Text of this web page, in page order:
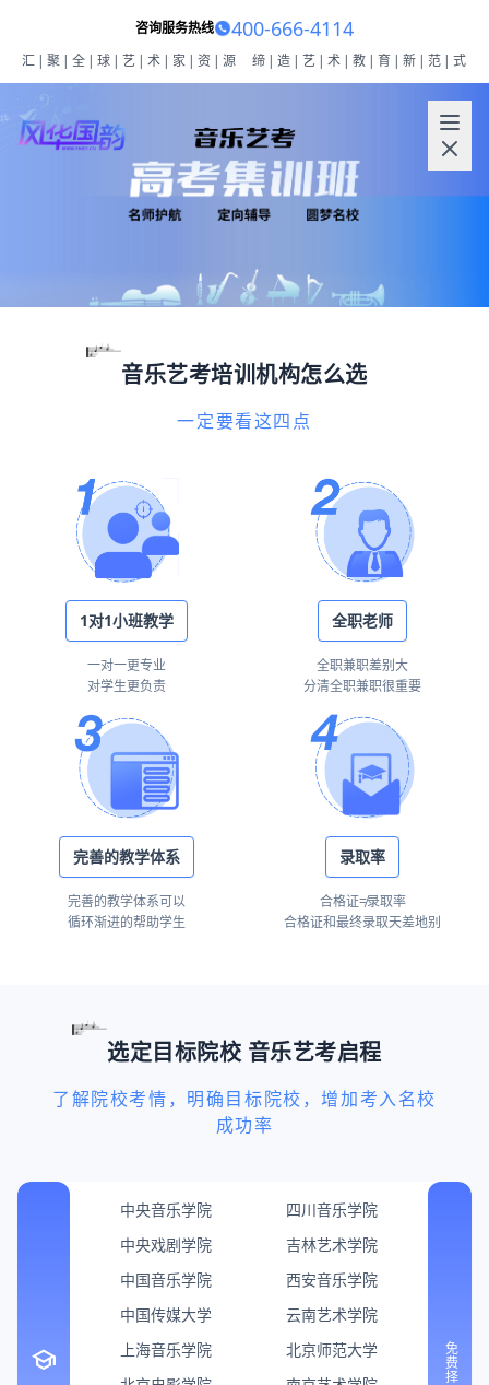
咨询服务热线 400-666-4114
汇|聚|全|球|艺|术|家|资|源 缔|造|艺|术|教|育|新|范|式
音乐艺考培训机构怎么选
一定要看这四点
1对1小班教学
一对一更专业
对学生更负责
全职老师
全职兼职差别大
分清全职兼职很重要
完善的教学体系
完善的教学体系可以
循环渐进的帮助学生
录取率
合格证≠录取率
合格证和最终录取天差地别
选定目标院校 音乐艺考启程
了解院校考情，明确目标院校，增加考入名校
成功率
school
中央音乐学院
四川音乐学院
中央戏剧学院
吉林艺术学院
中国音乐学院
西安音乐学院
中国传媒大学
云南艺术学院
上海音乐学院
北京师范大学